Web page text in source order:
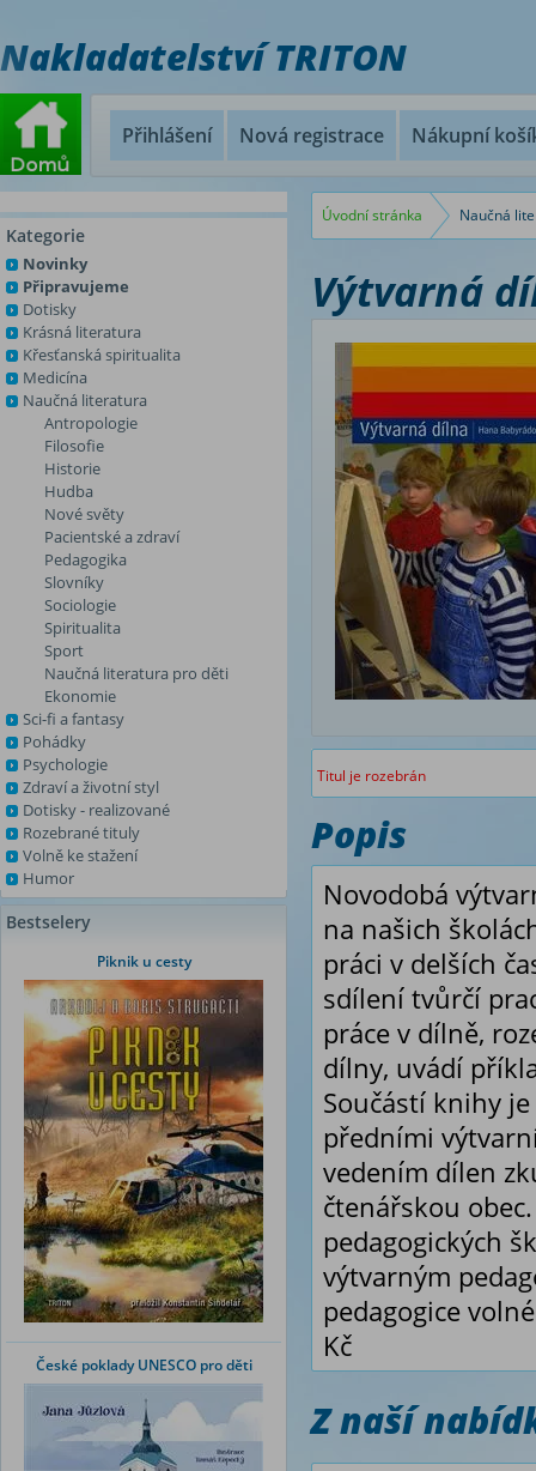
Nakladatelství TRITON
Přihlášení Nová registrace Nákupní
Kategorie
Novinky
Připravujeme
Dotisky
Krásná literatura
Křesťanská spiritualita
Medicína
Naučná literatura
Antropologie
Filosofie
Historie
Hudba
Nové světy
Pacientské a zdraví
Pedagogika
Slovníky
Sociologie
Spiritualita
Sport
Naučná literatura pro děti
Ekonomie
Sci-fi a fantasy
Pohádky
Psychologie
Zdraví a životní styl
Dotisky - realizované
Rozebrané tituly
Volně ke stažení
Humor
Bestselery
Piknik u cesty
České poklady UNESCO pro děti
Úvodní stránka Naučná
Výtvarná
Titul je rozebrán
Popis
Novodobá
na našich
práci v delších
sdílení tvůrčí
práce v dílně,
dílny, uvádí
Součástí knihy
předními
vedením dílen
čtenářskou
pedagogických
výtvarným
pedagogice
Kč
Z naší